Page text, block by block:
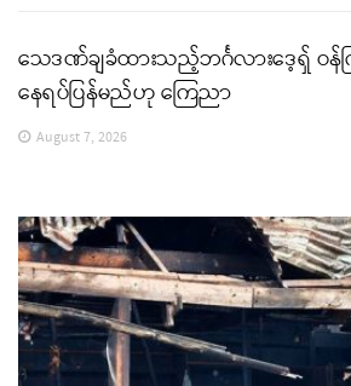
သေဒဏ်ချခံထားသည့်ဘင်္ဂလားဒေ့ရှ် ဝန်က
နေရပ်ပြန်မည်ဟု ကြေညာ
August 7, 2026